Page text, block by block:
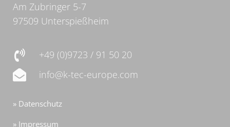
Am Zubringer 5-7
97509 Unterspießheim
+49 (0)9723 / 91 50 20
info@k-tec-europe.com
» Datenschutz
» Impressum